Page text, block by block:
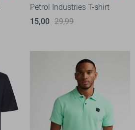
Petrol Industries T-shirt
15,00 29,99